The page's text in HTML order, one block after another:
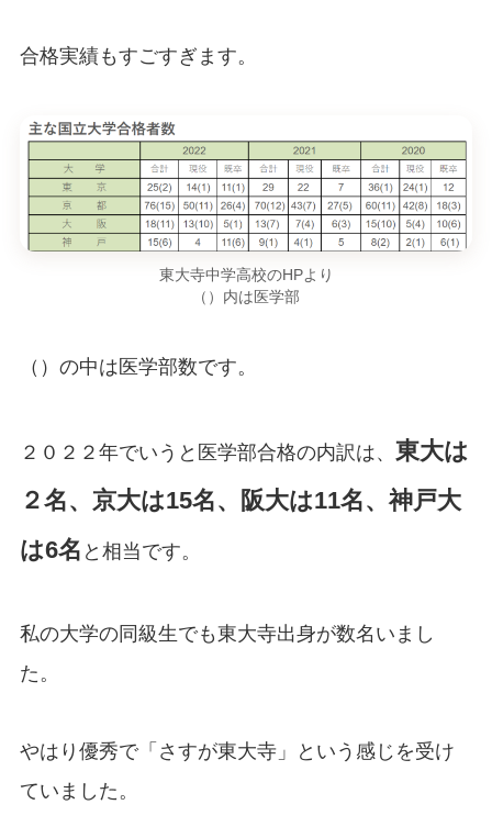
合格実績もすごすぎます。
東大寺中学高校のHPより
（）内は医学部
（）の中は医学部数です。
２０２２年でいうと医学部合格の内訳は、 東大は
２名、京大は15名、阪大は11名、神戸大
は6名 と相当です。
私の大学の同級生でも東大寺出身が数名いまし
た。
やはり優秀で「さすが東大寺」という感じを受け
ていました。